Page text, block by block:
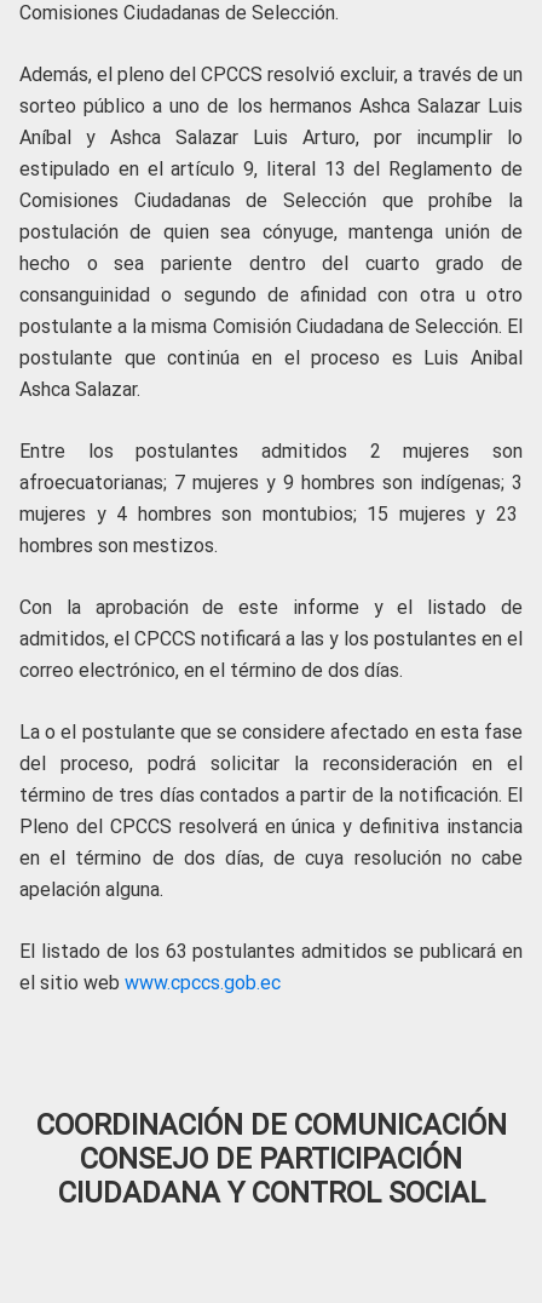
Comisiones Ciudadanas de Selección.
Además, el pleno del CPCCS resolvió excluir, a través de un
sorteo público a uno de los hermanos Ashca Salazar Luis
Aníbal y Ashca Salazar Luis Arturo, por incumplir lo
estipulado en el artículo 9, literal 13 del Reglamento de
Comisiones Ciudadanas de Selección que prohíbe la
postulación de quien sea cónyuge, mantenga unión de
hecho o sea pariente dentro del cuarto grado de
consanguinidad o segundo de afinidad con otra u otro
postulante a la misma Comisión Ciudadana de Selección. El
postulante que continúa en el proceso es Luis Anibal
Ashca Salazar.
Entre los postulantes admitidos 2 mujeres son
afroecuatorianas; 7 mujeres y 9 hombres son indígenas; 3
mujeres y 4 hombres son montubios; 15 mujeres y 23
hombres son mestizos.
Con la aprobación de este informe y el listado de
admitidos, el CPCCS notificará a las y los postulantes en el
correo electrónico, en el término de dos días.
La o el postulante que se considere afectado en esta fase
del proceso, podrá solicitar la reconsideración en el
término de tres días contados a partir de la notificación. El
Pleno del CPCCS resolverá en única y definitiva instancia
en el término de dos días, de cuya resolución no cabe
apelación alguna.
El listado de los 63 postulantes admitidos se publicará en
el sitio web www.cpccs.gob.ec
COORDINACIÓN DE COMUNICACIÓN
CONSEJO DE PARTICIPACIÓN
CIUDADANA Y CONTROL SOCIAL